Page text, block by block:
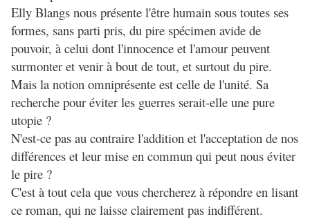
Elly Blangs nous présente l'être humain sous toutes ses
formes, sans parti pris, du pire spécimen avide de
pouvoir, à celui dont l'innocence et l'amour peuvent
surmonter et venir à bout de tout, et surtout du pire.
Mais la notion omniprésente est celle de l'unité. Sa
recherche pour éviter les guerres serait-elle une pure
utopie ?
N'est-ce pas au contraire l'addition et l'acceptation de nos
différences et leur mise en commun qui peut nous éviter
le pire ?
C'est à tout cela que vous chercherez à répondre en lisant
ce roman, qui ne laisse clairement pas indifférent.